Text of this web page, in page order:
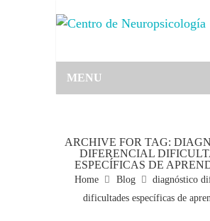
MENU
ARCHIVE FOR TAG:
DIFERENCIAL
ESPECÍFICAS DE
Home Blog
diagnóstico
dificultades específicas de